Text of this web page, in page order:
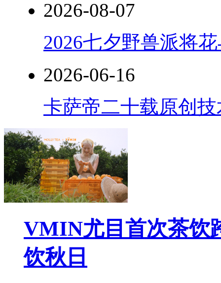
2026-08-07
2026七夕野兽派将
2026-06-16
卡萨帝二十载原创
VMIN尤目首次茶饮
饮秋日